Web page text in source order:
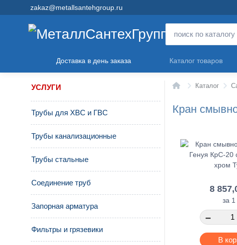
zakaz@metallsantehgroup.ru
Доставка в день заказа Каталог товаров
УСЛУГИ
Трубы для ХВС и ГВС
Трубы канализационные
Трубы стальные
Соединение труб
Запорная арматура
Фильтры и грязевики
ГлавнаяКаталог
Кран
8
за 1
−
В